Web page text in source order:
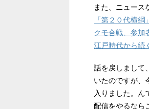
また、ニュース
「第２０代横
クモ合戦、参
江戸時代から続
話を戻しまして
いたのですが、
入りました。ん
配信をやるなら